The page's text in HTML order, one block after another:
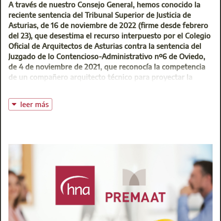
A través de nuestro Consejo General, hemos conocido la
reciente sentencia del Tribunal Superior de Justicia de
Asturias, de 16 de noviembre de 2022 (firme desde febrero
del 23), que desestima el recurso interpuesto por el Colegio
Oficial de Arquitectos de Asturias contra la sentencia del
Juzgado de lo Contencioso-Administrativo nº6 de Oviedo,
de 4 de noviembre de 2021, que reconocía la competencia
de un compañero arquitecto técnico para proyectar la
integral, en el casco antiguo de Navia.
Se trataba de una obra para adecuar una vivienda en la
elaborado por arquitecto, que contemplaba la instalación
de un ascensor y las modificaciones necesarias en planta
baja para garantizar la accesibilidad universal.
En el procedimiento se debatían dos aspectos: la
competencia de los AT para proyectos de cambios de uso
de vivienda a galería y taller y esa misma capacidad cuando
a las obras que, pese a ejecutarse en un edificio con
protección integral, no afectaban de manera significativa a
leer más